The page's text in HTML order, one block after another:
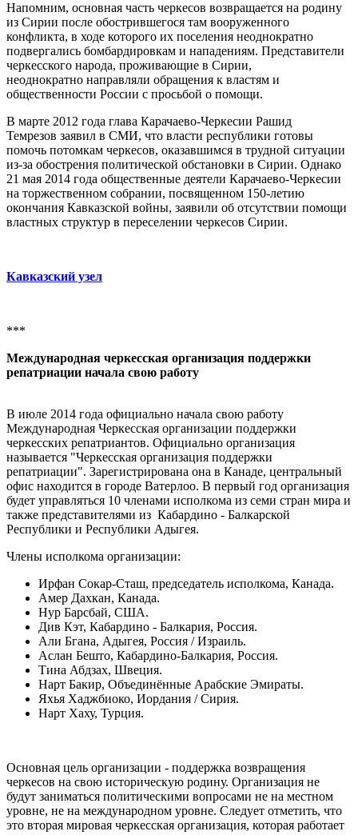
Напомним, основная часть черкесов возвращается на родину
из Сирии после обострившегося там вооруженного
конфликта, в ходе которого их поселения неоднократно
подвергались бомбардировкам и нападениям. Представители
черкесского народа, проживающие в Сирии,
неоднократно направляли обращения к властям и
общественности России с просьбой о помощи.
В марте 2012 года глава Карачаево-Черкесии Рашид
Темрезов заявил в СМИ, что власти республики готовы
помочь потомкам черкесов, оказавшимся в трудной ситуации
из-за обострения политической обстановки в Сирии. Однако
21 мая 2014 года общественные деятели Карачаево-Черкесии
на торжественном собрании, посвященном 150-летию
окончания Кавказской войны, заявили об отсутствии помощи
властных структур в переселении черкесов Сирии.
Кавказский узел
***
Международная черкесская организация поддержки
репатриации начала свою работу
В июле 2014 года официально начала свою работу
Международная Черкесская организации поддержки
черкесских репатриантов. Официально организация
называется "Черкесская организация поддержки
репатриации". Зарегистрирована она в Канаде, центральный
офис находится в городе Ватерлоо. В первый год организация
будет управляться 10 членами исполкома из семи стран мира и
также представителями из Кабардино - Балкарской
Республики и Республики Адыгея.
Члены исполкома организации:
Ирфан Сокар-Сташ, председатель исполкома, Канада.
Амер Дахкан, Канада.
Нур Барсбай, США.
Див Кэт, Кабардино - Балкария, Россия.
Али Бгана, Адыгея, Россия / Израиль.
Аслан Бешто, Кабардино-Балкария, Россия.
Тина Абдзах, Швеция.
Нарт Бакир, Объединённые Арабские Эмираты.
Яхья Хаджбиоко, Иордания / Сирия.
Нарт Хаху, Турция.
Основная цель организации - поддержка возвращения
черкесов на свою историческую родину. Организация не
будут заниматься политическими вопросами не на местном
уровне, не на международном уровне. Следует отметить, что
это вторая мировая черкесская организация, которая работает